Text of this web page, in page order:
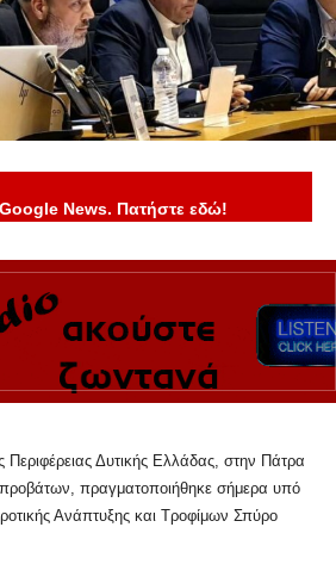
News. Πατήστε εδώ!
Δυτικής Ελλάδας, στην Πάτρα
πραγματοποιήθηκε σήμερα υπό
Ανάπτυξης και Τροφίμων Σπύρο